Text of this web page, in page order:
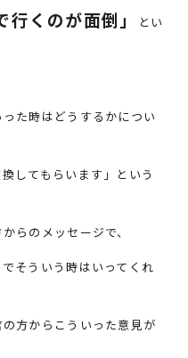
くのが面倒」
とい
た時はどうするかについ
してもらいます」という
らのメッセージで、
そういう時はいってくれ
方からこういった意見が